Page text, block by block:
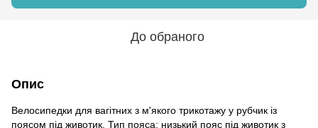
До обраного
Опис
Велосипедки для вагітних з м'якого трикотажу у рубчик із
поясом під животик. Тип пояса: низький пояс під животик з